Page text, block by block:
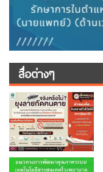
สื่อต่างๆ